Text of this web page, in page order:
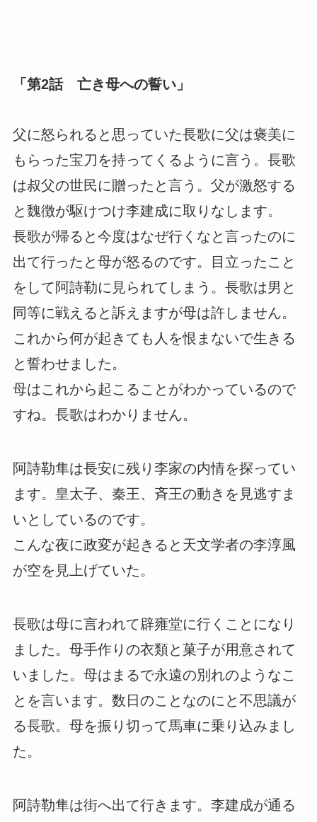
「第2話 亡き母への誓い」
父に怒られると思っていた長歌に父は褒美に
もらった宝刀を持ってくるように言う。長歌
は叔父の世民に贈ったと言う。父が激怒する
と魏徴が駆けつけ李建成に取りなします。
長歌が帰ると今度はなぜ行くなと言ったのに
出て行ったと母が怒るのです。目立ったこと
をして阿詩勒に見られてしまう。長歌は男と
同等に戦えると訴えますが母は許しません。
これから何が起きても人を恨まないで生きる
と誓わせました。
母はこれから起こることがわかっているので
すね。長歌はわかりません。
阿詩勒隼は長安に残り李家の内情を探ってい
ます。皇太子、秦王、斉王の動きを見逃すま
いとしているのです。
こんな夜に政変が起きると天文学者の李淳風
が空を見上げていた。
長歌は母に言われて辟雍堂に行くことになり
ました。母手作りの衣類と菓子が用意されて
いました。母はまるで永遠の別れのようなこ
とを言います。数日のことなのにと不思議が
る長歌。母を振り切って馬車に乗り込みまし
た。
阿詩勒隼は街へ出て行きます。李建成が通る